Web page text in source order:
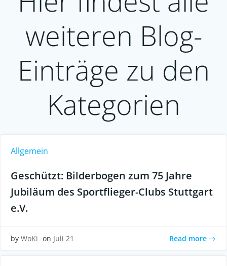
weiteren Blog-
Einträge zu den
Kategorien
Allgemein
Geschützt: Bilderbogen zum 75 Jahre
Jubiläum des Sportflieger-Clubs Stuttgart
e.V.
by WoKi on Juli 21 Read more